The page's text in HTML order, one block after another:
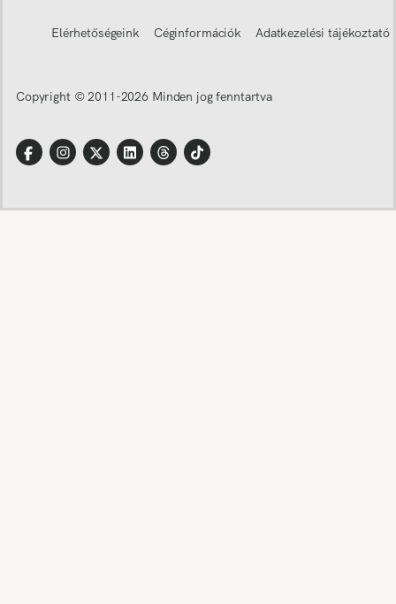
Elérhetőségeink Céginformációk Adatkezelési tájékoztató
Copyright © 2011-2026 Minden jog fenntartva